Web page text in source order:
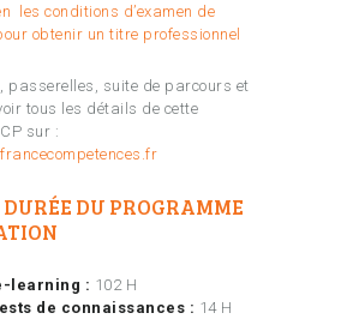
les conditions d’examen de
obtenir un titre professionnel
passerelles, suite de parcours et
tous les détails de cette
sur :
DURÉE DU PROGRAMME
learning : 102 H
de connaissances : 14 H